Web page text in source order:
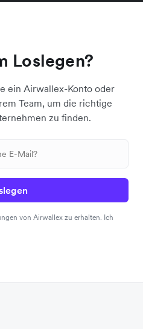
Loslegen?
ein Airwallex-Konto oder
Team, um die richtige
zu finden.
von Airwallex zu erhalten. Ich